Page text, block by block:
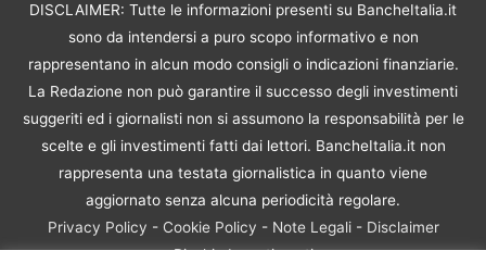
DISCLAIMER: Tutte le informazioni presenti su BancheItalia.it
sono da intendersi a puro scopo informativo e non
rappresentano in alcun modo consigli o indicazioni finanziarie.
La Redazione non può garantire il successo degli investimenti
suggeriti ed i giornalisti non si assumono la responsabilità per le
scelte e gli investimenti fatti dai lettori. BancheItalia.it non
rappresenta una testata giornalistica in quanto viene
aggiornato senza alcuna periodicità regolare.
Privacy Policy - Cookie Policy - Note Legali- Disclaimer
Rischio Investimenti